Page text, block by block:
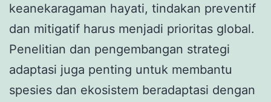
keanekaragaman hayati, tindakan preventif
dan mitigatif harus menjadi prioritas global.
Penelitian dan pengembangan strategi
adaptasi juga penting untuk membantu
spesies dan ekosistem beradaptasi dengan